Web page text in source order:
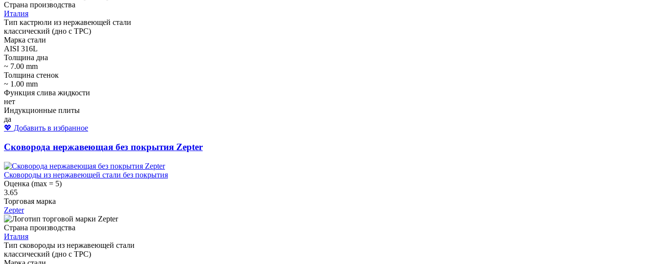
Страна производства
Италия
Тип кастрюли из нержавеющей стали
классический (дно с ТРС)
Марка стали
AISI 316L
Толщина дна
~ 7.00 mm
Толщина стенок
~ 1.00 mm
Функция слива жидкости
нет
Индукционные плиты
да
💖 Добавить в избранное
Сковорода нержавеющая без покрытия Zepter
Сковороды из нержавеющей стали без покрытия
Оценка (max = 5)
3.65
Торговая марка
Zepter
Страна производства
Италия
Тип сковороды из нержавеющей стали
классический (дно с ТРС)